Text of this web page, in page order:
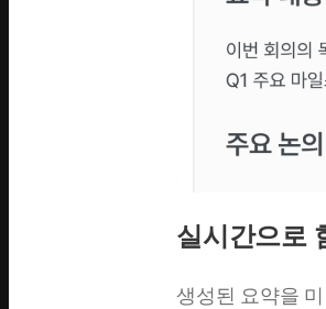
실시간으로
생성된 요약을